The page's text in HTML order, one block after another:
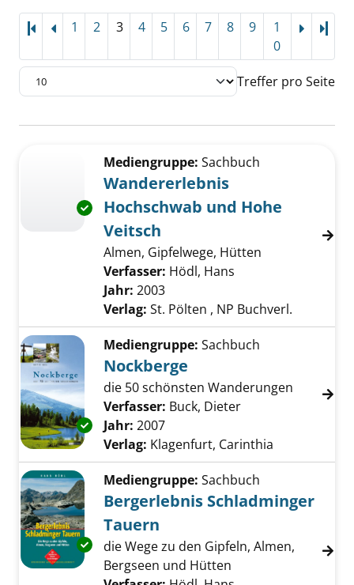
1 2 3 4 5 6 7 8 9
1
0
Treffer pro Seite
Zu den Suchfiltern springen
Exemplar-Details von Wandererlebnis
Mediengruppe: Sachbuch
Wandererlebnis
Hochschwab und Hohe
Veitsch
Almen, Gipfelwege, Hütten
Verfasser: Hödl, Hans
Jahr: 2003
Verlag: St. Pölten , NP Buchverl.
Exemplar-Details von Nockberge anzeigen
Mediengruppe: Sachbuch
Nockberge
die 50 schönsten Wanderungen
Verfasser: Buck, Dieter
Jahr: 2007
Verlag: Klagenfurt, Carinthia
Exemplar-Details von Bergerlebnis
Mediengruppe: Sachbuch
Bergerlebnis Schladminger
Tauern
die Wege zu den Gipfeln, Almen,
Bergseen und Hütten